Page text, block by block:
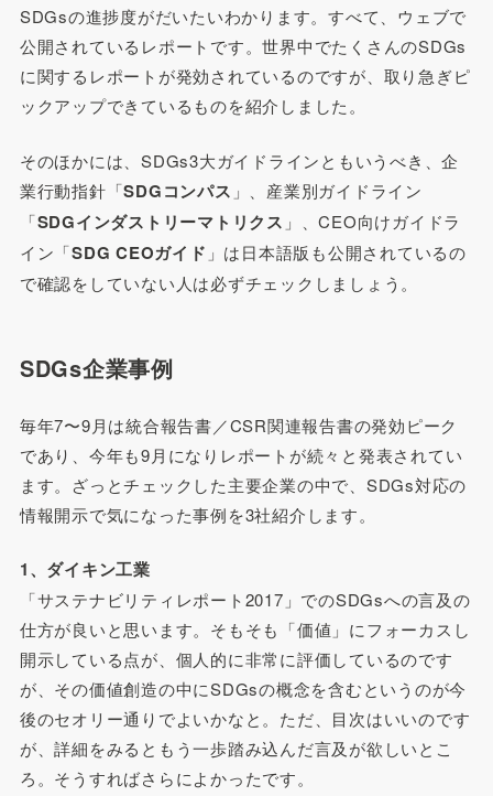
SDGsの進捗度がだいたいわかります。すべて、ウェブで
公開されているレポートです。世界中でたくさんのSDGs
に関するレポートが発効されているのですが、取り急ぎピ
ックアップできているものを紹介しました。
そのほかには、SDGs3大ガイドラインともいうべき、企
業行動指針「SDGコンパス 」、産業別ガイドライン
「SDGインダストリーマトリクス 」、CEO向けガイドラ
イン「SDG CEOガイド 」は日本語版も公開されているの
で確認をしていない人は必ずチェックしましょう。
SDGs企業事例
毎年7〜9月は統合報告書／CSR関連報告書の発効ピーク
であり、今年も9月になりレポートが続々と発表されてい
ます。ざっとチェックした主要企業の中で、SDGs対応の
情報開示で気になった事例を3社紹介します。
1、ダイキン工業
「サステナビリティレポート2017」でのSDGsへの言及の
仕方が良いと思います。そもそも「価値」にフォーカスし
開示している点が、個人的に非常に評価しているのです
が、その価値創造の中にSDGsの概念を含むというのが今
後のセオリー通りでよいかなと。ただ、目次はいいのです
が、詳細をみるともう一歩踏み込んだ言及が欲しいとこ
ろ。そうすればさらによかったです。